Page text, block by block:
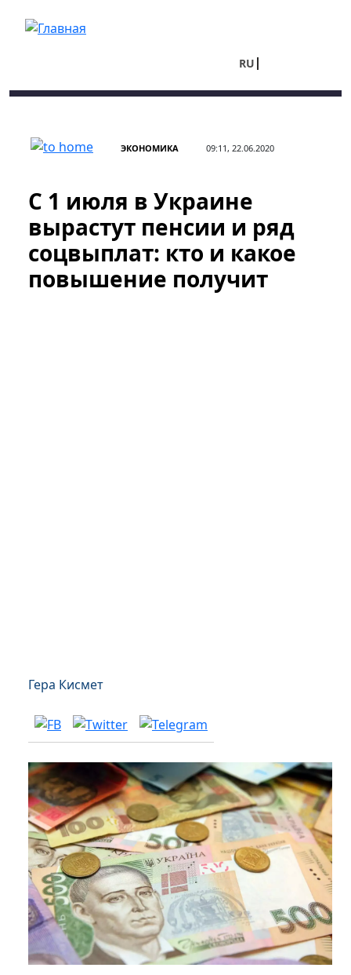
RU
ЭКОНОМИКА 09:11, 22.06.2020
С 1 июля в Украине
вырастут пенсии и ряд
соцвыплат: кто и какое
повышение получит
Гера Кисмет